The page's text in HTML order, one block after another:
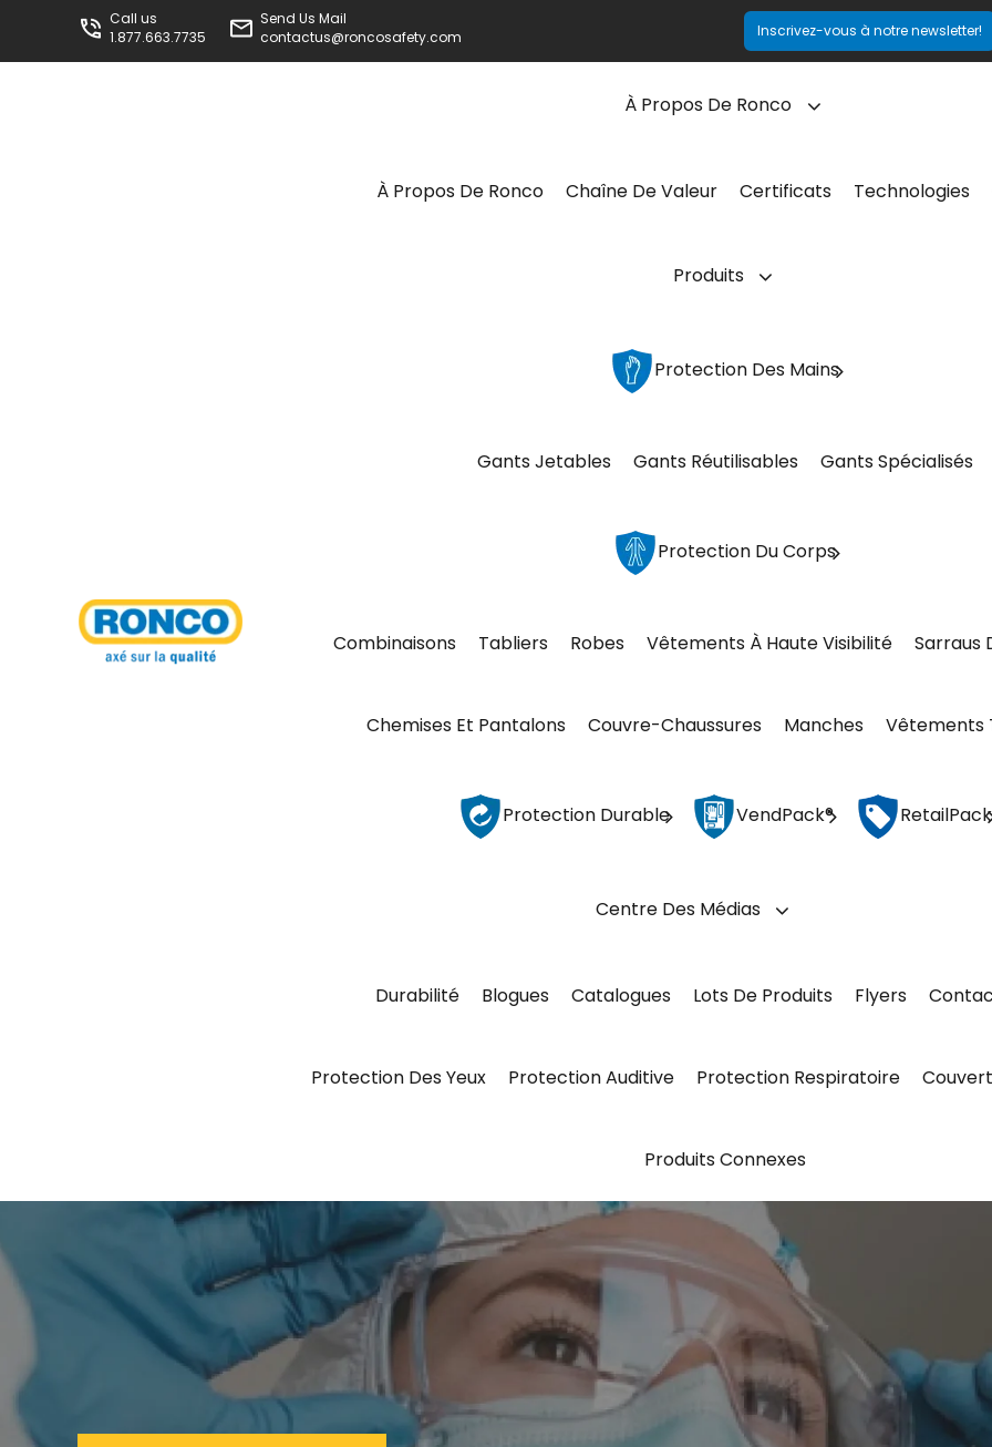
Call us
1.877.663.7735
Send Us Mail
contactus@roncosafety.com
Inscrivez-vous à notre newsletter!
À Propos De Ronco
À Propos De Ronco Chaîne De Valeur Certificats Technologies
Produits
Protection Des Mains
Gants Jetables Gants Réutilisables Gants Spécialisés
Protection Du Corps
Combinaisons Tabliers Robes Vêtements À Haute Visibilité Sarraus
Chemises Et Pantalons Couvre-Chaussures Manches Vêtements
Protection Durable VendPack® RetailPack
Durabilité
Centre Des Médias
Blogues Catalogues Lots De Produits Flyers
Protection Des Yeux Protection Auditive Protection Respiratoire
Produits Connexes